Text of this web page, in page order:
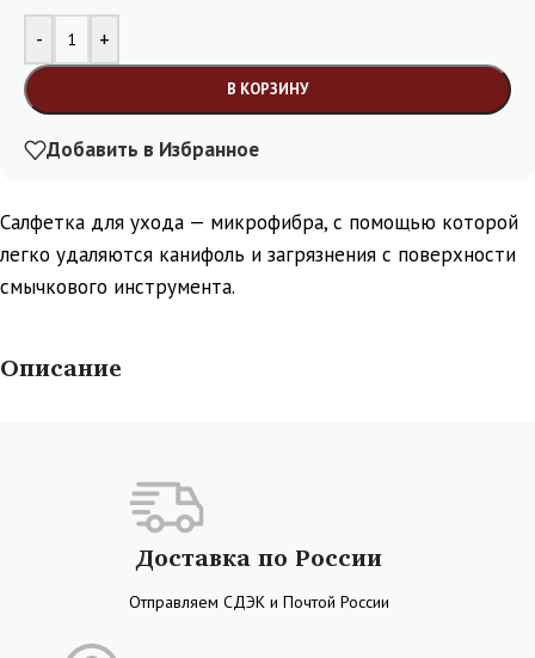
- +
В КОРЗИНУ
Alternative:
Добавить в Избранное
Салфетка для ухода — микрофибра, с помощью которой
легко удаляются канифоль и загрязнения с поверхности
смычкового инструмента.
Описание
Доставка по России
Отправляем СДЭК и Почтой России